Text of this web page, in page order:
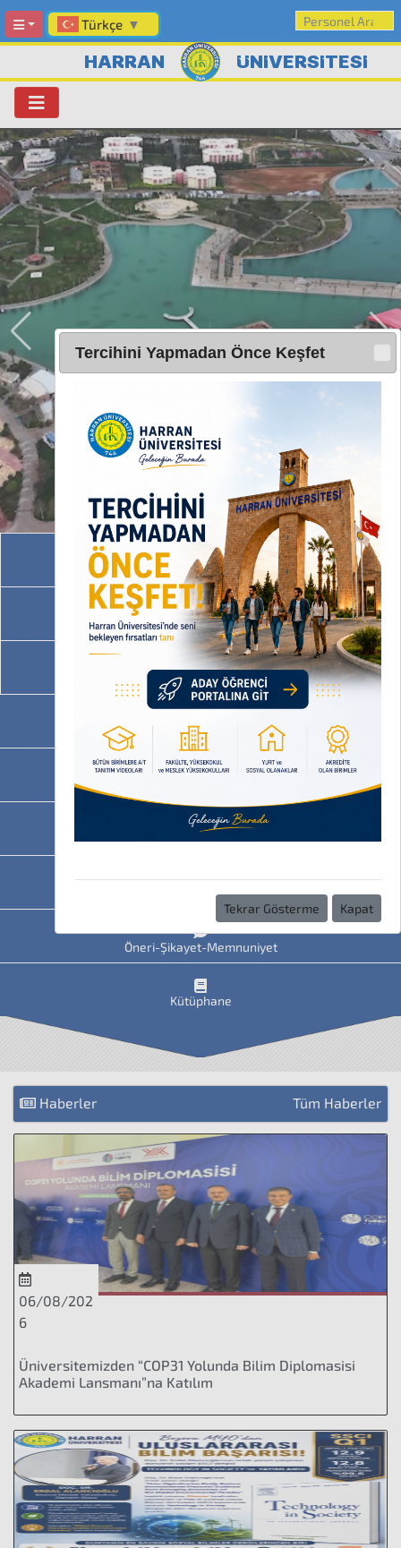
Türkçe ▼
HARRAN ÜNİVERSİTESİ
Akademik Birimler
İdari Birimler
Programlarımız
OBS
HAVİS
Uzaktan Eğitim
Öneri-Şikayet-Memnuniyet
Kütüphane
Haberler Tüm Haberler
06/08/202
6
Üniversitemizden “COP31 Yolunda Bilim Diplomasisi
Akademi Lansmanı”na Katılım
Tercihini Yapmadan Önce Keşfet
Tekrar Gösterme Kapat